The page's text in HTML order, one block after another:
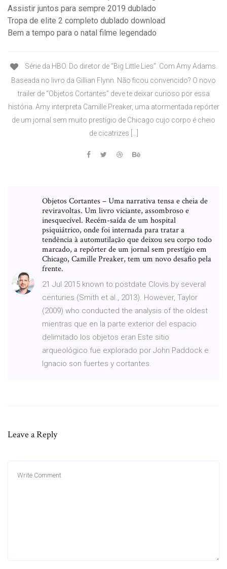
Assistir juntos para sempre 2019 dublado
Tropa de elite 2 completo dublado download
Bem a tempo para o natal filme legendado
Série da HBO. Do diretor de “Big Little Lies”. Com Amy Adams.
Baseada no livro da Gillian Flynn. Não ficou convencido? O novo
trailer de “Objetos Cortantes” deve te deixar curioso por essa
história. Amy interpreta Camille Preaker, uma atormentada repórter
de um jornal sem muito prestígio de Chicago cujo corpo é cheio
de cicatrizes […]
Objetos Cortantes – Uma narrativa tensa e cheia de
reviravoltas. Um livro viciante, assombroso e
inesquecível. Recém-saída de um hospital
psiquiátrico, onde foi internada para tratar a
tendência à automutilação que deixou seu corpo todo
marcado, a repórter de um jornal sem prestígio em
Chicago, Camille Preaker, tem um novo desafio pela
frente.
21 Jul 2015 known to postdate Clovis by several
centuries (Smith et al., 2013). However, Taylor
(2009) who conducted the analysis of the oldest
mientras que en la parte exterior del espacio
delimitado los objetos eran Este sitio
arqueológico fue explorado por John Paddock e
Ignacio son fuertes y cortantes.
Leave a Reply